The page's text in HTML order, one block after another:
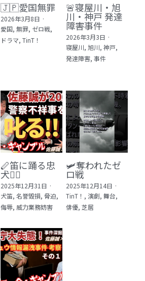
🇯🇵愛国無罪
2026年3月8日 ·
愛国, 無罪, ゼロ戦,
ドラマ, TinT！
🚨寝屋川・旭
川・神戸 発達
障害事件
2026年3月3日 ·
寝屋川, 旭川, 神戸,
発達障害, 事件
🪈笛に踊る忠
犬🐕‍🦺
2025年12月31日 ·
犬笛, 名誉毀損, 脅迫,
侮辱, 威力業務妨害
🛩️奪われたゼ
ロ戦
2025年12月14日 ·
TinT！, 演劇, 舞台,
俳優, 芝居